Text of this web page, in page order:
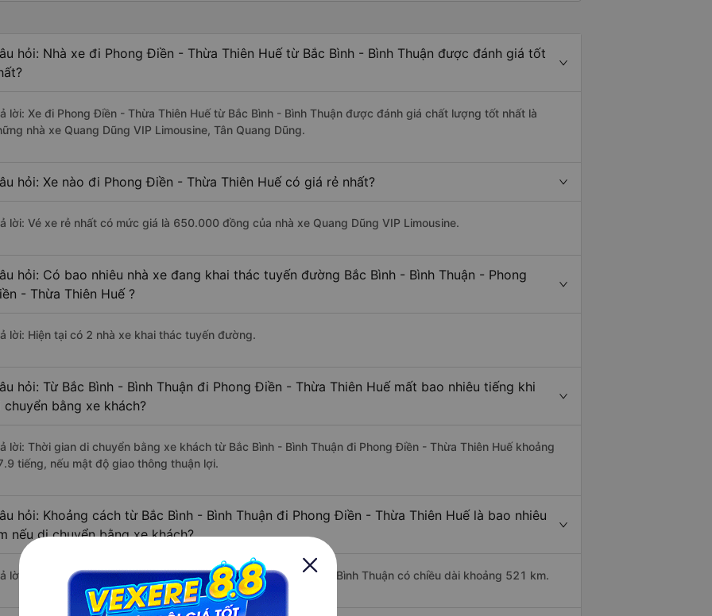
hỏi: Nhà xe đi Phong Điền - Thừa Thiên Huế từ Bắc Bình - Bình Thuận được đánh giá tốt
lời: Xe đi Phong Điền - Thừa Thiên Huế từ Bắc Bình - Bình Thuận được đánh giá chất lượng tốt nhất là
nhà xe Quang Dũng VIP Limousine, Tân Quang Dũng.
hỏi: Xe nào đi Phong Điền - Thừa Thiên Huế có giá rẻ nhất?
lời: Vé xe rẻ nhất có mức giá là 650.000 đồng của nhà xe Quang Dũng VIP Limousine.
hỏi: Có bao nhiêu nhà xe đang khai thác tuyến đường Bắc Bình - Bình Thuận - Phong
- Thừa Thiên Huế ?
lời: Hiện tại có 2 nhà xe khai thác tuyến đường.
hỏi: Từ Bắc Bình - Bình Thuận đi Phong Điền - Thừa Thiên Huế mất bao nhiêu tiếng khi
chuyển bằng xe khách?
lời: Thời gian di chuyển bằng xe khách từ Bắc Bình - Bình Thuận đi Phong Điền - Thừa Thiên Huế khoảng
tiếng, nếu mật độ giao thông thuận lợi.
hỏi: Khoảng cách từ Bắc Bình - Bình Thuận đi Phong Điền - Thừa Thiên Huế là bao nhiêu
nếu di chuyển bằng xe khách?
lời: Đoạn đường đi Phong Điền - Thừa Thiên Huế từ Bắc Bình - Bình Thuận có chiều dài khoảng 521 km.